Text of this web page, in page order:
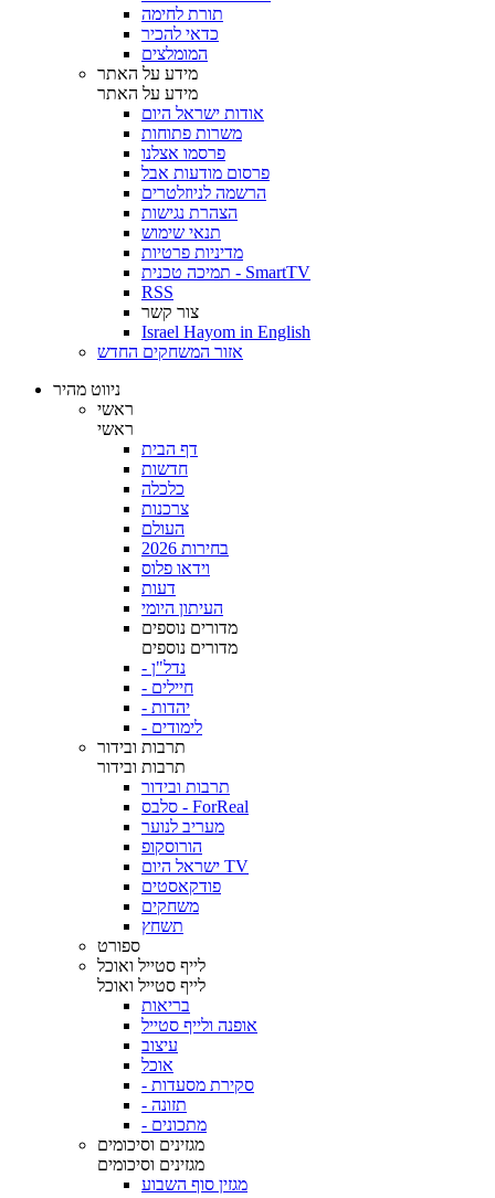
תורת לחימה
כדאי להכיר
המומלצים
מידע על האתר
מידע על האתר
אודות ישראל היום
משרות פתוחות
פרסמו אצלנו
פרסום מודעות אבל
הרשמה לניוזלטרים
הצהרת נגישות
תנאי שימוש
מדיניות פרטיות
תמיכה טכנית - SmartTV
RSS
צור קשר
Israel Hayom in English
אזור המשחקים החדש
ניווט מהיר
ראשי
ראשי
דף הבית
חדשות
כלכלה
צרכנות
העולם
בחירות 2026
וידאו פלוס
דעות
העיתון היומי
מדורים נוספים
מדורים נוספים
- נדל"ן
- חיילים
- יהדות
- לימודים
תרבות ובידור
תרבות ובידור
תרבות ובידור
סלבס - ForReal
מעריב לנוער
הורוסקופ
ישראל היום TV
פודקאסטים
משחקים
תשחץ
ספורט
לייף סטייל ואוכל
לייף סטייל ואוכל
בריאות
אופנה ולייף סטייל
עיצוב
אוכל
- סקירת מסעדות
- תזונה
- מתכונים
מגזינים וסיכומים
מגזינים וסיכומים
מגזין סוף השבוע